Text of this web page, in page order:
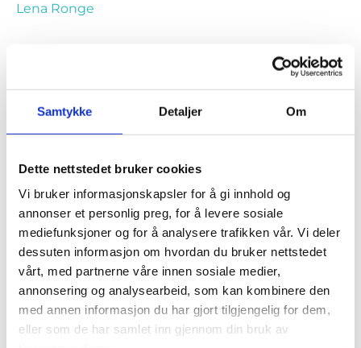
Samtykke Detaljer Om
Dette nettstedet bruker cookies
Vi bruker informasjonskapsler for å gi innhold og
annonser et personlig preg, for å levere sosiale
mediefunksjoner og for å analysere trafikken vår. Vi deler
dessuten informasjon om hvordan du bruker nettstedet
vårt, med partnerne våre innen sosiale medier,
annonsering og analysearbeid, som kan kombinere den
med annen informasjon du har gjort tilgjengelig for dem,
eller som de har samlet inn gjennom din bruk av
Lena Ronge
CoachTeam i media
Kundehistorier
Artikler
Nyheter
Linker
Ressursotek